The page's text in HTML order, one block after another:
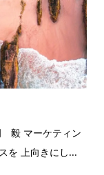
毅 マーケティン
を 上向きにし...